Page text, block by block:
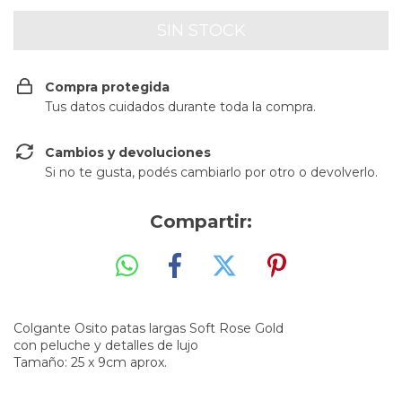
Compra protegida
Tus datos cuidados durante toda la compra.
Cambios y devoluciones
Si no te gusta, podés cambiarlo por otro o devolverlo.
Compartir:
Colgante Osito patas largas Soft Rose Gold
con peluche y detalles de lujo
Tamaño: 25 x 9cm aprox.